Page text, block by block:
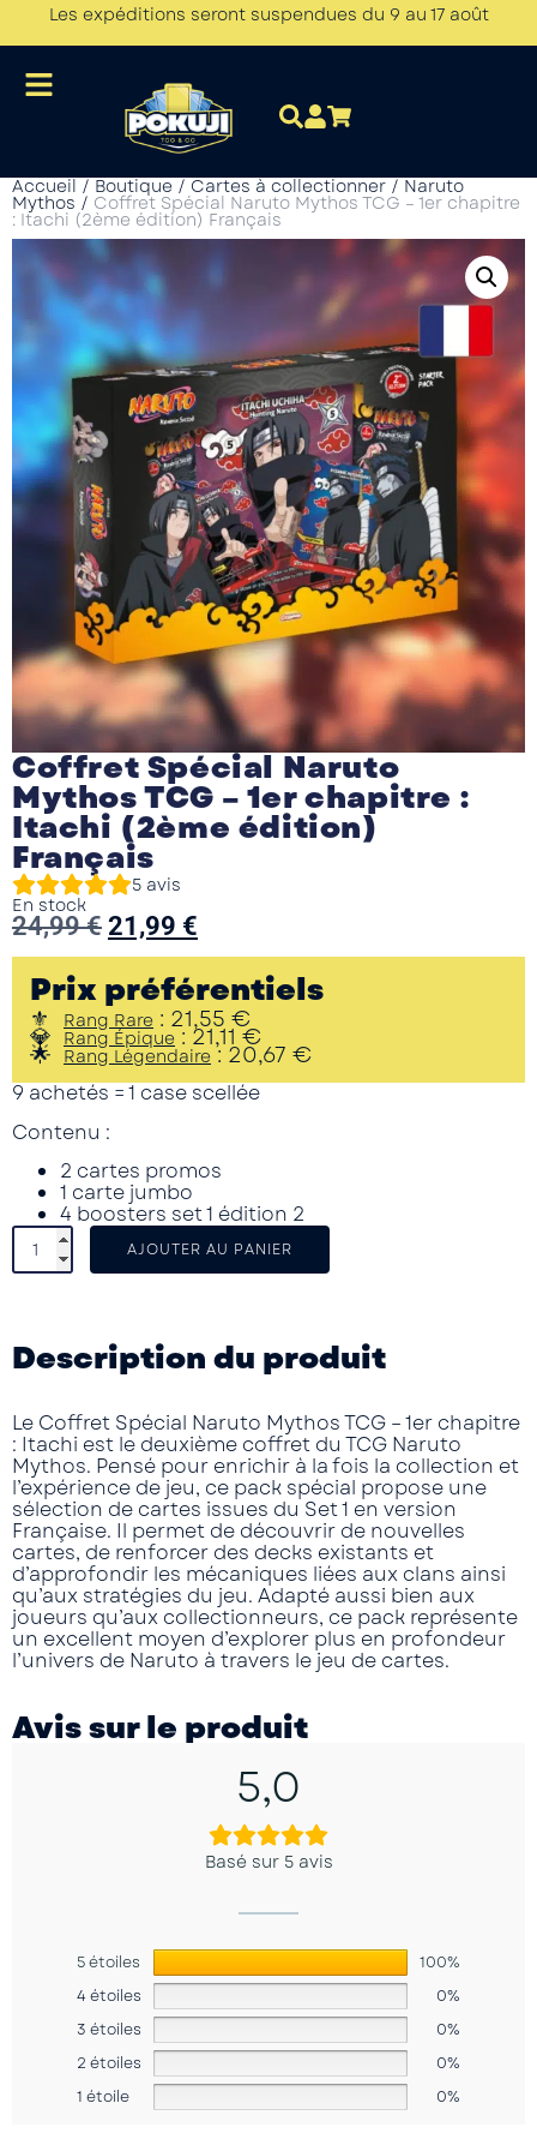
Les expéditions seront suspendues du 9 au 17 août
Accueil / Boutique / Cartes à collectionner / Naruto
Mythos / Coffret Spécial Naruto Mythos TCG – 1er chapitre
: Itachi (2ème édition) Français
Coffret Spécial Naruto
Mythos TCG – 1er chapitre :
Itachi (2ème édition)
Français
5 avis
En stock
24,99€ 21,99 €
Prix préférentiels
Rang Rare : 21,55 €
Rang Épique : 21,11 €
Rang Légendaire : 20,67 €
9 achetés = 1 case scellée
Contenu :
2 cartes promos
1 carte jumbo
4 boosters set 1 édition 2
AJOUTER AU PANIER
Description du produit
Le Coffret Spécial Naruto Mythos TCG – 1er chapitre
: Itachi est le deuxième coffret du TCG Naruto
Mythos. Pensé pour enrichir à la fois la collection et
l’expérience de jeu, ce pack spécial propose une
sélection de cartes issues du Set 1 en version
Française. Il permet de découvrir de nouvelles
cartes, de renforcer des decks existants et
d’approfondir les mécaniques liées aux clans ainsi
qu’aux stratégies du jeu. Adapté aussi bien aux
joueurs qu’aux collectionneurs, ce pack représente
un excellent moyen d’explorer plus en profondeur
l’univers de Naruto à travers le jeu de cartes.
Avis sur le produit
5,0
Basé sur 5 avis
5 étoiles
100%
4 étoiles
0%
3 étoiles
0%
2 étoiles
0%
1 étoile
0%